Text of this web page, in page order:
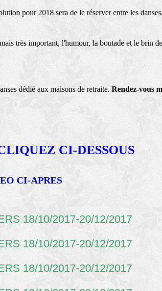
pour 2018 sera de le réserver entre les
très important, l'humour, la boutade et le brin
dédié aux maisons de retraite. Rendez-vous
CI-DESSOUS
CI-APRES